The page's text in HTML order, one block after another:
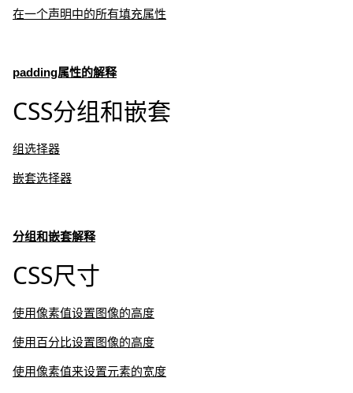
在一个声明中的所有填充属性
padding属性的解释
CSS分组和嵌套
组选择器
嵌套选择器
分组和嵌套解释
CSS尺寸
使用像素值设置图像的高度
使用百分比设置图像的高度
使用像素值来设置元素的宽度